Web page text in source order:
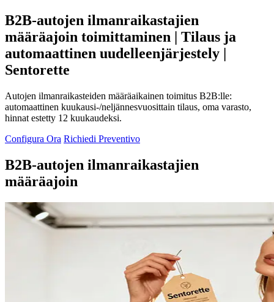
B2B-autojen ilmanraikastajien
määräajoin toimittaminen | Tilaus ja
automaattinen uudelleenjärjestely |
Sentorette
Autojen ilmanraikasteiden määräaikainen toimitus B2B:lle:
automaattinen kuukausi-/neljännesvuosittain tilaus, oma varasto,
hinnat estetty 12 kuukaudeksi.
Configura Ora Richiedi Preventivo
B2B-autojen ilmanraikastajien
määräajoin